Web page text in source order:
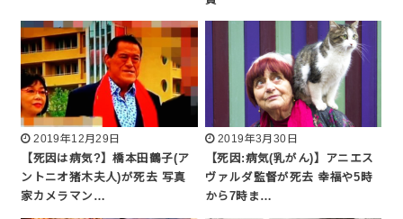
2019年12月29日
【死因は病気?】橋本田鶴子(ア
ントニオ猪木夫人)が死去 写真
家カメラマン…
2019年3月30日
【死因:病気(乳がん)】アニエス
ヴァルダ監督が死去 幸福や5時
から7時ま…